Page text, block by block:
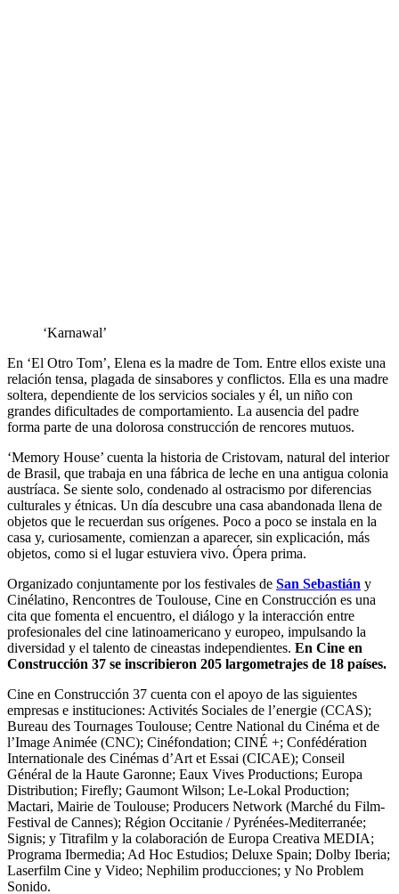
‘Karnawal’
En ‘El Otro Tom’, Elena es la madre de Tom. Entre ellos existe una
relación tensa, plagada de sinsabores y conflictos. Ella es una madre
soltera, dependiente de los servicios sociales y él, un niño con
grandes dificultades de comportamiento. La ausencia del padre
forma parte de una dolorosa construcción de rencores mutuos.
‘Memory House’ cuenta la historia de Cristovam, natural del interior
de Brasil, que trabaja en una fábrica de leche en una antigua colonia
austríaca. Se siente solo, condenado al ostracismo por diferencias
culturales y étnicas. Un día descubre una casa abandonada llena de
objetos que le recuerdan sus orígenes. Poco a poco se instala en la
casa y, curiosamente, comienzan a aparecer, sin explicación, más
objetos, como si el lugar estuviera vivo. Ópera prima.
Organizado conjuntamente por los festivales de San Sebastián y
Cinélatino, Rencontres de Toulouse, Cine en Construcción es una
cita que fomenta el encuentro, el diálogo y la interacción entre
profesionales del cine latinoamericano y europeo, impulsando la
diversidad y el talento de cineastas independientes. En Cine en
Construcción 37 se inscribieron 205 largometrajes de 18 países.
Cine en Construcción 37 cuenta con el apoyo de las siguientes
empresas e instituciones: Activités Sociales de l’energie (CCAS);
Bureau des Tournages Toulouse; Centre National du Cinéma et de
l’Image Animée (CNC); Cinéfondation; CINÉ +; Confédération
Internationale des Cinémas d’Art et Essai (CICAE); Conseil
Général de la Haute Garonne; Eaux Vives Productions; Europa
Distribution; Firefly; Gaumont Wilson; Le-Lokal Production;
Mactari, Mairie de Toulouse; Producers Network (Marché du Film-
Festival de Cannes); Région Occitanie / Pyrénées-Mediterranée;
Signis; y Titrafilm y la colaboración de Europa Creativa MEDIA;
Programa Ibermedia; Ad Hoc Estudios; Deluxe Spain; Dolby Iberia;
Laserfilm Cine y Video; Nephilim producciones; y No Problem
Sonido.